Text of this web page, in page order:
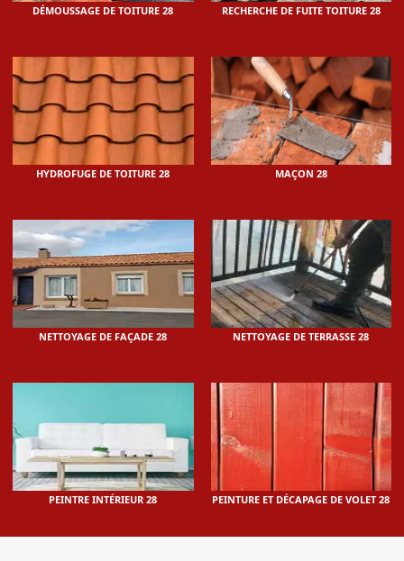
DÉMOUSSAGE DE TOITURE 28 RECHERCHE DE FUITE TOITURE 28
HYDROFUGE DE TOITURE 28 MAÇON 28
NETTOYAGE DE FAÇADE 28 NETTOYAGE DE TERRASSE 28
PEINTRE INTÉRIEUR 28 PEINTURE ET DÉCAPAGE DE VOLET 28